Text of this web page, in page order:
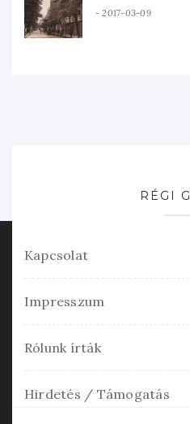
2017-03-09
RÉGI
Kapcsolat
Impresszum
Rólunk írták
Hirdetés / Támogatás